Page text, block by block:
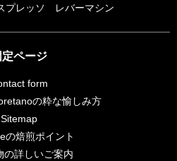
プレッソ レバーマシン
定ページ
form
の粋な愉しみ方
Sitemap
の焙煎ポイント
の詳しいご案内